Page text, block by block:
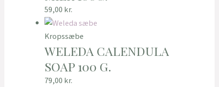
59,00 kr.
Kropssæbe
WELEDA CALENDULA
SOAP 100 G.
79,00 kr.